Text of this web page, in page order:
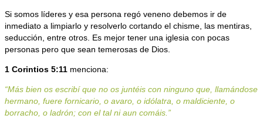
Si somos líderes y esa persona regó veneno debemos ir de
inmediato a limpiarlo y resolverlo cortando el chisme, las mentiras,
seducción, entre otros. Es mejor tener una iglesia con pocas
personas pero que sean temerosas de Dios.
1 Corintios 5:11 menciona:
“Más bien os escribí que no os juntéis con ninguno que, llamándose
hermano, fuere fornicario, o avaro, o idólatra, o maldiciente, o
borracho, o ladrón; con el tal ni aun comáis.”